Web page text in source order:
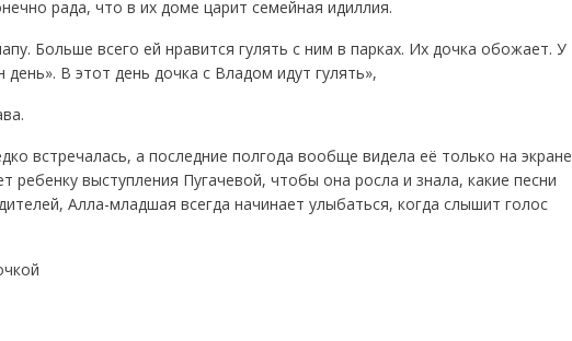
рада, что в их доме царит семейная идиллия.
Больше всего ей нравится гулять с ним в парках. Их дочка обожает. У
день». В этот день дочка с Владом идут гулять»,
встречалась, а последние полгода вообще видела её только на экране
ребенку выступления Пугачевой, чтобы она росла и знала, какие песни
Алла-младшая всегда начинает улыбаться, когда слышит голос